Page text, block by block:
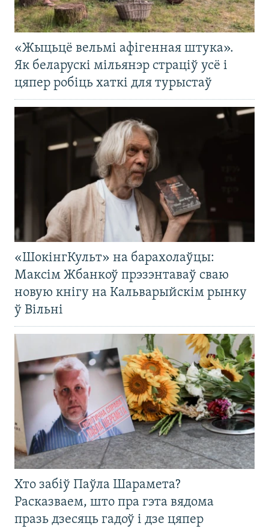
«Жыцьцё вельмі афігенная штука».
Як беларускі мільянэр страціў усё і
цяпер робіць хаткі для турыстаў
«ШокінгКульт» на барахолаўцы:
Максім Жбанкоў прэзэнтаваў сваю
новую кнігу на Кальварыйскім рынку
ў Вільні
Хто забіў Паўла Шарамета?
Расказваем, што пра гэта вядома
празь дзесяць гадоў і дзе цяпер